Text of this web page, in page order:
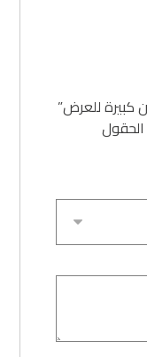
للعرض”
الحقول